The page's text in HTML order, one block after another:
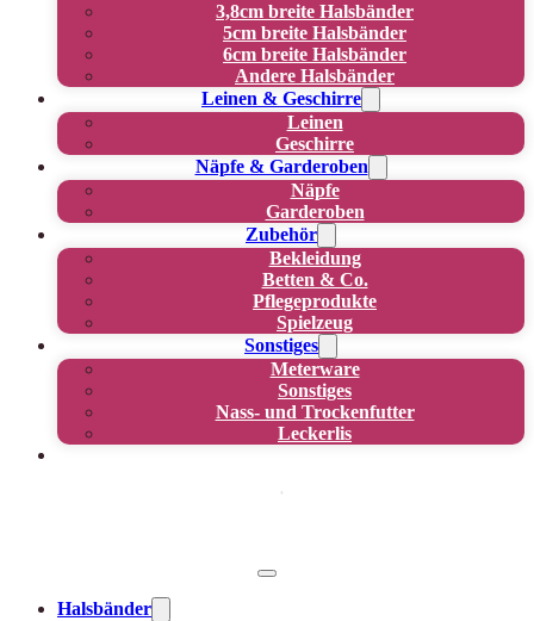
3,8cm breite Halsbänder
5cm breite Halsbänder
6cm breite Halsbänder
Andere Halsbänder
Leinen & Geschirre
Leinen
Geschirre
Näpfe & Garderoben
Näpfe
Garderoben
Zubehör
Bekleidung
Betten & Co.
Pflegeprodukte
Spielzeug
Sonstiges
Meterware
Sonstiges
Nass- und Trockenfutter
Leckerlis
Halsbänder